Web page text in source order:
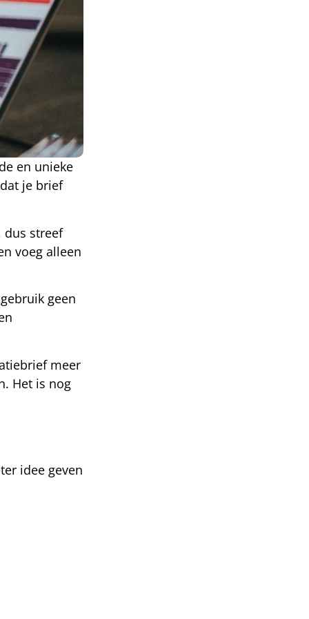
en unieke
je brief
dus streef
voeg alleen
geen
meer
Het is nog
idee geven